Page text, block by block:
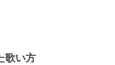
歌い方